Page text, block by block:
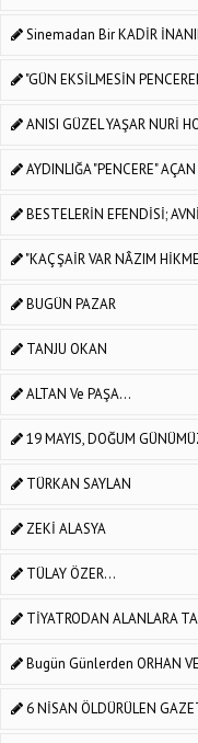
Sinemadan Bir KADİR
"GÜN EKSİLMESİN
ANISI GÜZEL YAŞAR NURİ
AYDINLIĞA "PENCERE"
BESTELERİN EFENDİSİ;
"KAÇ ŞAİR VAR NÂZIM
BUGÜN PAZAR
TANJU OKAN
ALTAN Ve PAŞA...
19 MAYIS, DOĞUM
TÜRKAN SAYLAN
ZEKİ ALASYA
TÜLAY ÖZER...
TİYATRODAN ALANLARA
Bugün Günlerden ORHAN
6 NİSAN ÖLDÜRÜLEN